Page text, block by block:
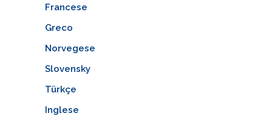
Francese
Greco
Norvegese
Slovensky
Türkçe
Inglese